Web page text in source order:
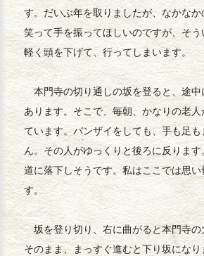
す。だいぶ年を取りましたが、なかなか
笑って手を振ってほしいのですが、そ
軽く頭を下げて、行ってしまいます。
本門寺の切り通しの坂を登ると、途中
あります。そこで、毎朝、かなりの老
ています。バンザイをしても、手も足
ん。その人がゆっくりと後ろに反ります
道に落下しそうです。私はここでは思
す。
坂を登り切り、右に曲がると本門寺の
そのまま、まっすぐ進むと下り坂になり